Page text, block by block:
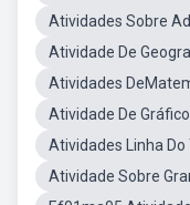
Atividades Sobre
Atividade De
Atividades
Atividade De
Atividades Linha
Atividade Sobre